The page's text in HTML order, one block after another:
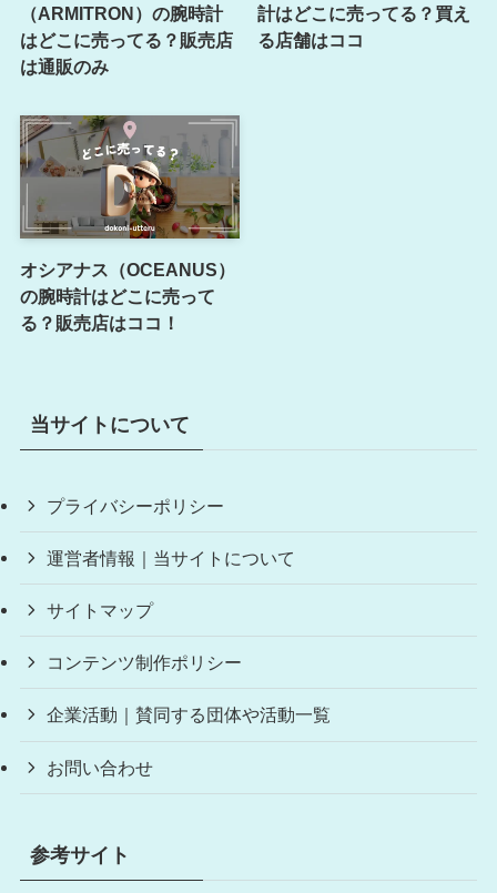
（ARMITRON）の腕時計
はどこに売ってる？販売店
は通販のみ
計はどこに売ってる？買え
る店舗はココ
オシアナス（OCEANUS）
の腕時計はどこに売って
る？販売店はココ！
当サイトについて
プライバシーポリシー
運営者情報｜当サイトについて
サイトマップ
コンテンツ制作ポリシー
企業活動｜賛同する団体や活動一覧
お問い合わせ
参考サイト